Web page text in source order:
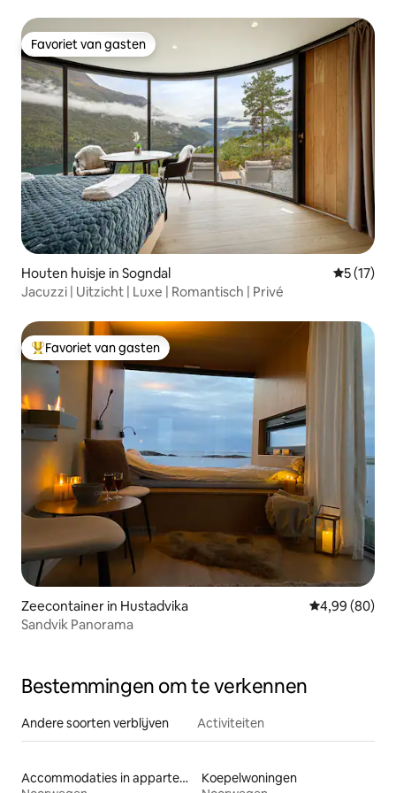
Favoriet van gasten
Favoriet van gasten
Houten huisje in Sogndal
5 (17)
Jacuzzi | Uitzicht | Luxe | Romantisch | Privé
Topfavoriet van gasten
Favoriet van gasten
Zeecontainer in Hustadvika Gemiddelde
4,99 (80)
Sandvik Panorama
Bestemmingen om te verkennen
Andere soorten verblijven Activiteiten
Accommodaties in appartementen met diensten
Koepelwoningen